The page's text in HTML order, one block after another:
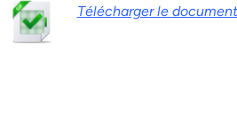
Télécharger le